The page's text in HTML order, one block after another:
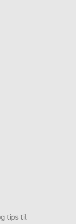
tips til